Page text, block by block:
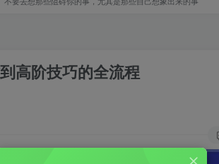
高阶技巧的全流程